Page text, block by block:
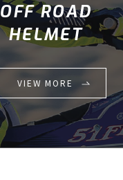
OFF ROAD
HELMET
VIEW MORE